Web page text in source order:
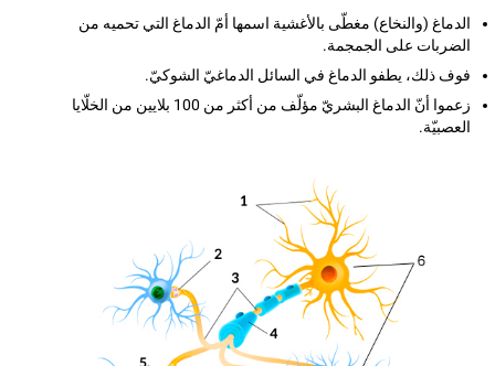
الدماغ (والنخاع) مغطّى بالأغشية اسمها أمّ الدماغ التي تحميه من
الضربات على الجمجمة.
فوف ذلك، يطفو الدماغ في السائل الدماغيّ الشوكيّ.
زعموا أنّ الدماغ البشريّ مؤلّف من أكثر من 100 بلايين من الخلّايا
العصبيّة.